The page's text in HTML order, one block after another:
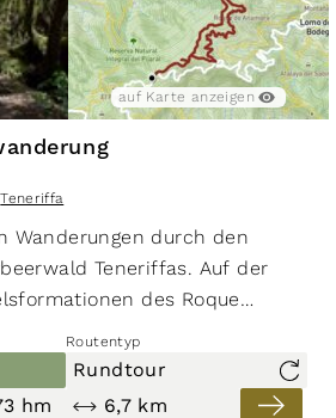
auf Karte anzeigen
Teneriffa
Wanderungen durch den
Tene­riffas. Auf der
des Roque
del Tejo bietet sich ein
auf die steile Nordküste
Routentyp
Rundtour
hm 6,7 km